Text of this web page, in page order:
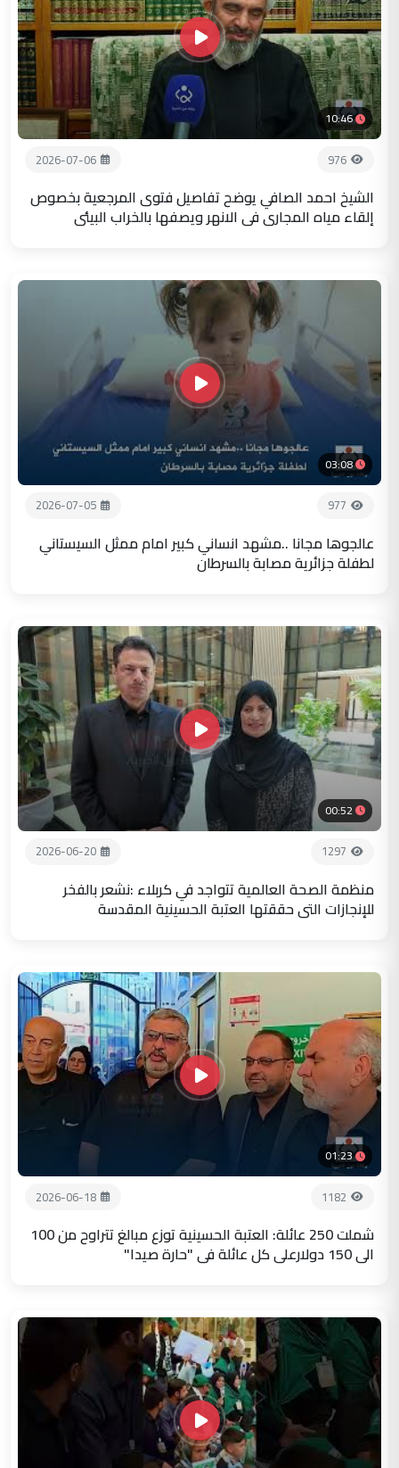
10:46
976
2026-07-06
الشيخ احمد الصافي يوضح تفاصيل فتوى المرجعية بخصوص
إلقاء مياه المجاري في الانهر ويصفها بالخراب البيئي
03:08
977
2026-07-05
عالجوها مجانا ..مشهد انساني كبير امام ممثل السيستاني
لطفلة جزائرية مصابة بالسرطان
00:52
1297
2026-06-20
منظمة الصحة العالمية تتواجد في كربلاء :نشعر بالفخر
للإنجازات التي حققتها العتبة الحسينية المقدسة
01:23
1182
2026-06-18
شملت 250 عائلة: العتبة الحسينية توزع مبالغ تتراوح من 100
الى 150 دولارعلى كل عائلة في "حارة صيدا"